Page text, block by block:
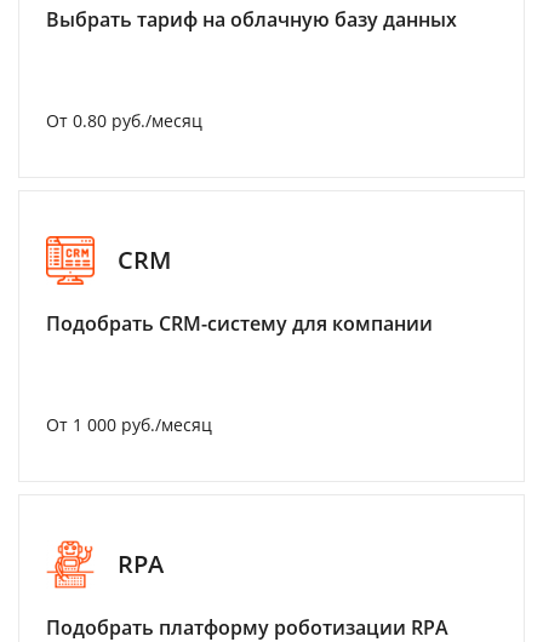
Выбрать тариф на облачную базу данных
От 0.80 руб./месяц
CRM
Подобрать CRM-систему для компании
От 1 000 руб./месяц
RPA
Подобрать платформу роботизации RPA